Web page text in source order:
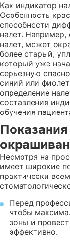
Как индикатор
Особенность
способности
налет. Например,
налет, может
более старый,
который уже
серьезную
синий или
определение
составления
обучения
Несмотря на
имеет широкие
практически
Перед
чтобы
зоны и
эффективно.